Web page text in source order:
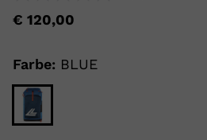
value
link.
€ 120,00
Farbe: BLUE